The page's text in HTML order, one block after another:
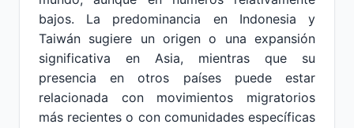
bajos. La predominancia en Indonesia y
Taiwán sugiere un origen o una expansión
significativa en Asia, mientras que su
presencia en otros países puede estar
relacionada con movimientos migratorios
más recientes o con comunidades específicas